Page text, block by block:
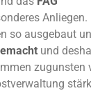
Anliegen.
so ausgebaut
und
zugunsten